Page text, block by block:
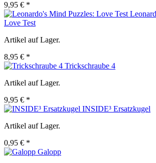
9,95 € *
Love Test
Artikel auf Lager.
8,95 € *
Trickschraube 4
Artikel auf Lager.
9,95 € *
INSIDE³ Ersatzkugel
Artikel auf Lager.
0,95 € *
Galopp